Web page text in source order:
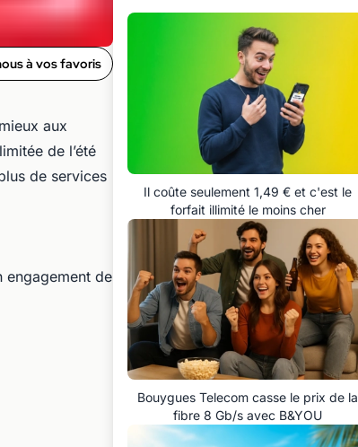
à vos favoris
aux
de l’été
de services
de
Il coûte seulement 1,49 € et c'est le
forfait illimité le moins cher
Bouygues Telecom casse le prix de la
fibre 8 Gb/s avec B&YOU